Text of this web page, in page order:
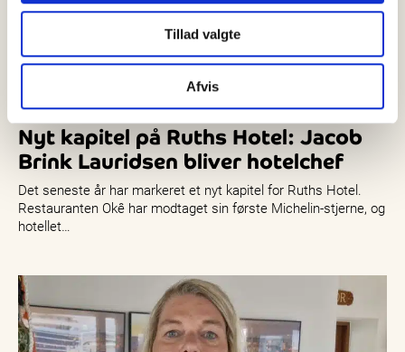
Tillad valgte
Afvis
05 august, 2026 Nyheder
Nyt kapitel på Ruths Hotel: Jacob
Brink Lauridsen bliver hotelchef
Det seneste år har markeret et nyt kapitel for Ruths Hotel.
Restauranten Okê har modtaget sin første Michelin-stjerne, og
hotellet…